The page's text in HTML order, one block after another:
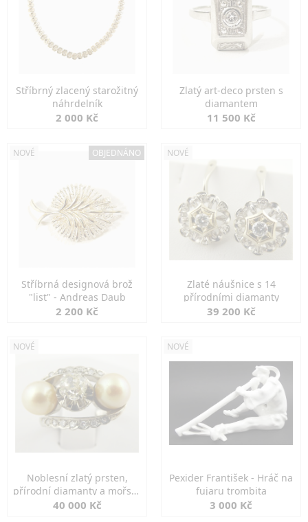
Stříbrný zlacený starožitný
náhrdelník
2 000 Kč
Zlatý art-deco prsten s
diamantem
11 500 Kč
NOVÉ OBJEDNÁNO
Stříbrná designová brož
"list" - Andreas Daub
2 200 Kč
NOVÉ
Zlaté náušnice s 14
přírodními diamanty
39 200 Kč
NOVÉ
Noblesní zlatý prsten,
přírodní diamanty a mořské
perly
40 000 Kč
NOVÉ
Pexider František - Hráč na
fujaru trombita
3 000 Kč